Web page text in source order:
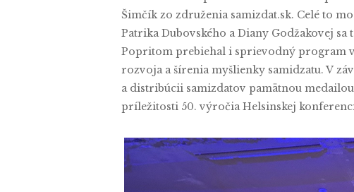
Šimčík zo združenia samizdat.sk. Celé to
Patrika Dubovského a Diany Godžakovej
Popritom prebiehal i sprievodný program
rozvoja a šírenia myšlienky samidzatu. V
a distribúcii samizdatov pamätnou
príležitosti 50. výročia Helsinskej